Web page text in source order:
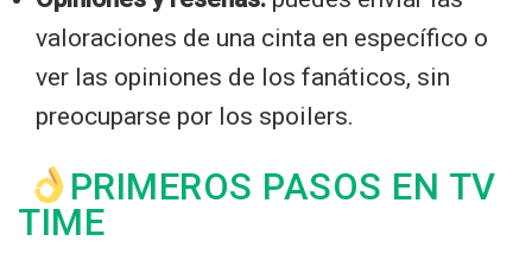
valoraciones de una cinta en específico o
ver las opiniones de los fanáticos, sin
preocuparse por los spoilers.
PRIMEROS PASOS EN TV
TIME